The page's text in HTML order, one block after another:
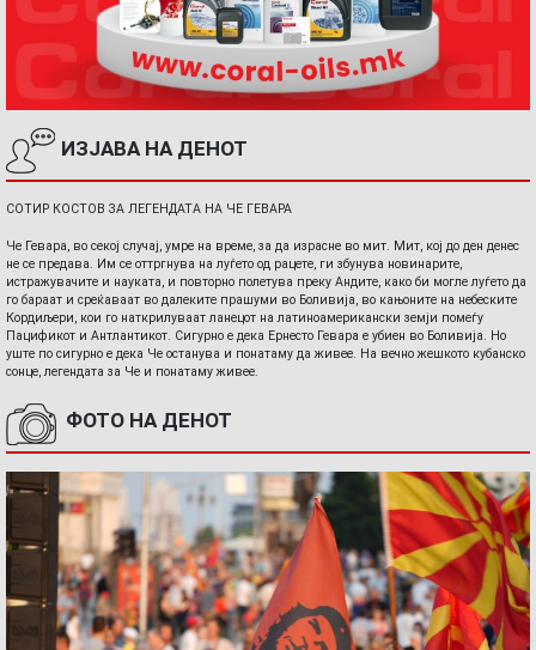
ИЗЈАВА НА ДЕНОТ
СОТИР КОСТОВ ЗА ЛЕГЕНДАТА НА ЧЕ ГЕВАРА
Че Гевара, во секој случај, умре на време, за да израсне во мит. Мит, кој до ден денес
не се предава. Им се оттргнува на луѓето од рацете, ги збунува новинарите,
истражувачите и науката, и повторно полетува преку Андите, како би могле луѓето да
го бараат и среќаваат во далеките прашуми во Боливија, во кањоните на небеските
Кордиљери, кои го наткрилуваат ланецот на латиноамерикански земји помеѓу
Пацификот и Антлантикот. Сигурно е дека Ернесто Гевара е убиен во Боливија. Но
уште по сигурно е дека Че останува и понатаму да живее. На вечно жешкото кубанско
сонце, легендата за Че и понатаму живее.
ФОТО НА ДЕНОТ